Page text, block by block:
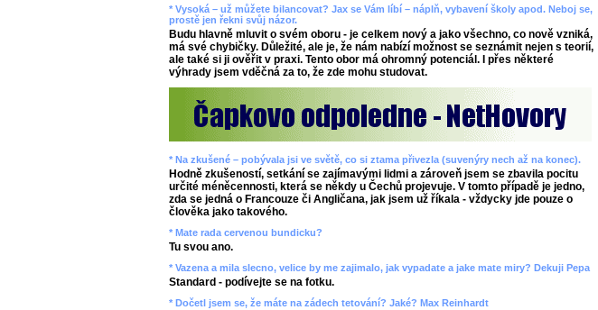
* Vysoká – už můžete bilancovat? Jax se Vám líbí – náplň, vybavení školy apod. Neboj se,
prostě jen řekni svůj názor.
Budu hlavně mluvit o svém oboru - je celkem nový a jako všechno, co nově vzniká,
má své chybičky. Důležité, ale je, že nám nabízí možnost se seznámit nejen s teorií,
ale také si ji ověřit v praxi. Tento obor má ohromný potenciál. I přes některé
výhrady jsem vděčná za to, že zde mohu studovat.
* Na zkušené – pobývala jsi ve světě, co si ztama přivezla (suvenýry nech až na konec).
Hodně zkušeností, setkání se zajímavými lidmi a zároveň jsem se zbavila pocitu
určité méněcennosti, která se někdy u Čechů projevuje. V tomto případě je jedno,
zda se jedná o Francouze či Angličana, jak jsem už říkala - vždycky jde pouze o
člověka jako takového.
* Mate rada cervenou bundicku?
Tu svou ano.
* Vazena a mila slecno, velice by me zajimalo, jak vypadate a jake mate miry? Dekuji Pepa
Standard - podívejte se na fotku.
* Dočetl jsem se, že máte na zádech tetování? Jaké? Max Reinhardt